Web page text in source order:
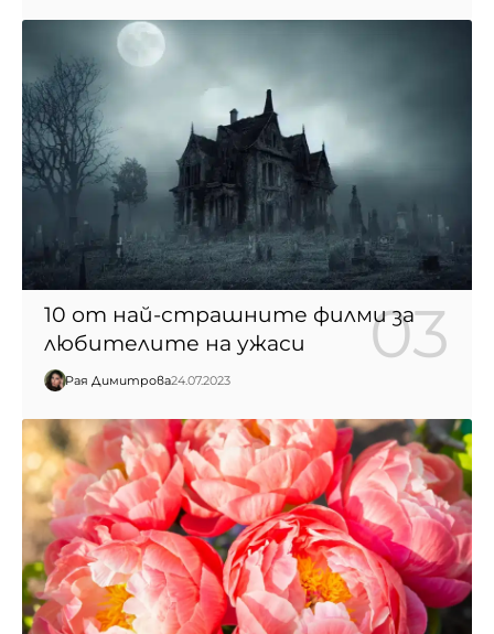
10 от най-страшните филми за
любителите на ужаси
Рая Димитрова24.07.2023